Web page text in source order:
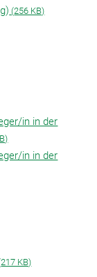
(256 KB)
in in der
in in der
217 KB)